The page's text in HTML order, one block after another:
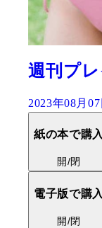
週刊プ
2023年08月
紙の本で購入
開/閉
電子版で購入
開/閉